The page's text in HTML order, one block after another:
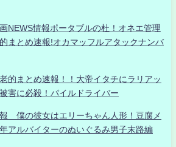
NEWS情報ポータブルの杜！オネエ管理
まとめ速報!オカマッフルアタックナンバ
的まとめ速報！！大帝イタチにラリアッ
害に必殺！パイルドライバー
僕の彼女はエリーちゃん人形！豆腐メ
アルバイターのぬいぐるみ男子末路編